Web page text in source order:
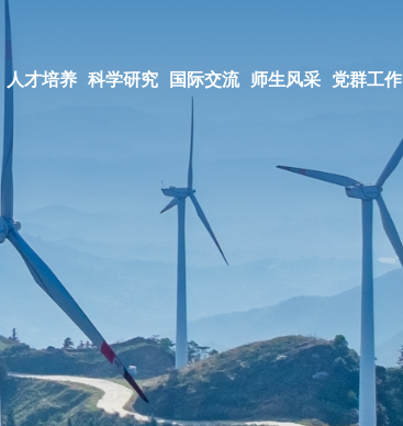
人才培养 科学研究 国际交流 师生风采 党群工作